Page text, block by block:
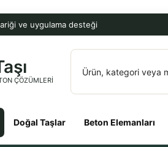
ve uygulama desteği
ÇÖZÜMLERI
Doğal Taşlar Beton Elemanları